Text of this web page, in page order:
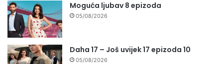
Moguća ljubav 8 epizoda
05/08/2026
Daha 17 – Još uvijek 17 epizoda 10
05/08/2026